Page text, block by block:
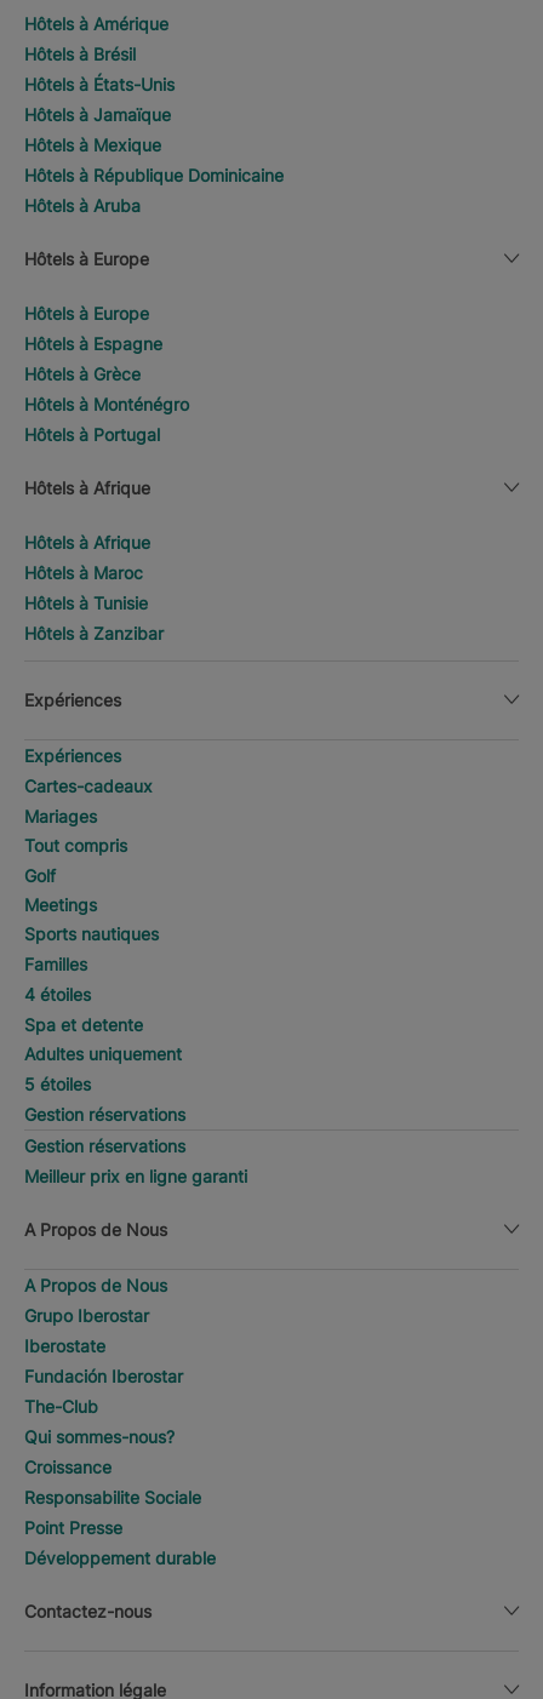
Hôtels à Amérique
Hôtels à Brésil
Hôtels à États-Unis
Hôtels à Jamaïque
Hôtels à Mexique
Hôtels à République Dominicaine
Hôtels à Aruba
Hôtels à Europe
Hôtels à Europe
Hôtels à Espagne
Hôtels à Grèce
Hôtels à Monténégro
Hôtels à Portugal
Hôtels à Afrique
Hôtels à Afrique
Hôtels à Maroc
Hôtels à Tunisie
Hôtels à Zanzibar
Expériences
Expériences
Cartes-cadeaux
Mariages
Tout compris
Golf
Meetings
Sports nautiques
Familles
4 étoiles
Spa et detente
Adultes uniquement
5 étoiles
Gestion réservations
Gestion réservations
Meilleur prix en ligne garanti
A Propos de Nous
A Propos de Nous
Grupo Iberostar
Iberostate
Fundación Iberostar
The-Club
Qui sommes-nous?
Croissance
Responsabilite Sociale
Point Presse
Développement durable
Contactez-nous
Information légale